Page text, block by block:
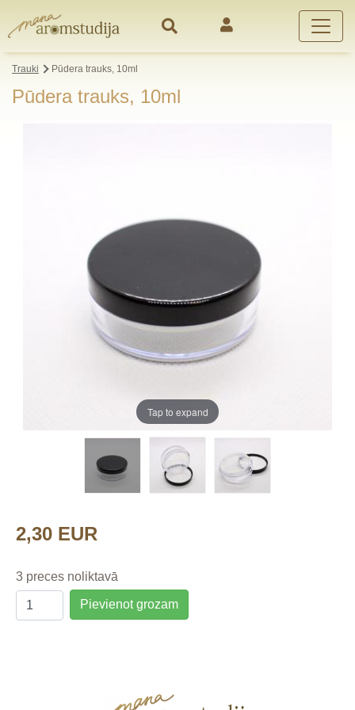
Trauki Pūdera trauks, 10ml
Pūdera trauks, 10ml
Tap to expand
2,30 EUR
3 preces noliktavā
Pievienot grozam